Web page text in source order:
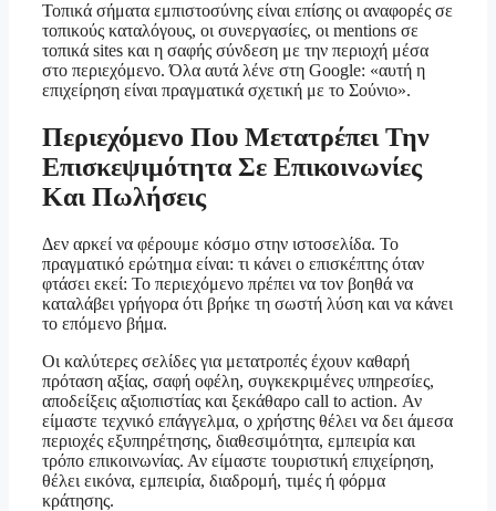
Τοπικά σήματα εμπιστοσύνης είναι επίσης οι αναφορές σε
τοπικούς καταλόγους, οι συνεργασίες, οι mentions σε
τοπικά sites και η σαφής σύνδεση με την περιοχή μέσα
στο περιεχόμενο. Όλα αυτά λένε στη Google: «αυτή η
επιχείρηση είναι πραγματικά σχετική με το Σούνιο».
Περιεχόμενο Που Μετατρέπει Την
Επισκεψιμότητα Σε Επικοινωνίες
Και Πωλήσεις
Δεν αρκεί να φέρουμε κόσμο στην ιστοσελίδα. Το
πραγματικό ερώτημα είναι: τι κάνει ο επισκέπτης όταν
φτάσει εκεί: Το περιεχόμενο πρέπει να τον βοηθά να
καταλάβει γρήγορα ότι βρήκε τη σωστή λύση και να κάνει
το επόμενο βήμα.
Οι καλύτερες σελίδες για μετατροπές έχουν καθαρή
πρόταση αξίας, σαφή οφέλη, συγκεκριμένες υπηρεσίες,
αποδείξεις αξιοπιστίας και ξεκάθαρο call to action. Αν
είμαστε τεχνικό επάγγελμα, ο χρήστης θέλει να δει άμεσα
περιοχές εξυπηρέτησης, διαθεσιμότητα, εμπειρία και
τρόπο επικοινωνίας. Αν είμαστε τουριστική επιχείρηση,
θέλει εικόνα, εμπειρία, διαδρομή, τιμές ή φόρμα
κράτησης.